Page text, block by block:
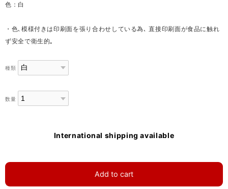
色：白
・色､模様付きは印刷面を張り合わせしている為､ 直接印刷面が食品に触れ
ず安全で衛生的｡
種類
数量
International shipping available
Add to cart